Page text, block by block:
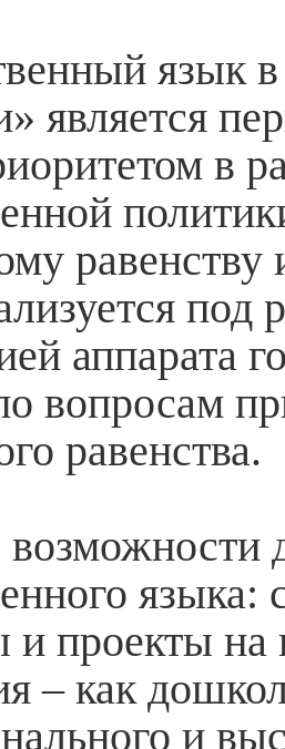
язык
является
в
равенству
под
аппарата
вопросам
равенства.
языка:
проекты на
– как
и